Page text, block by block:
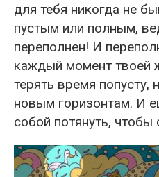
для тебя никогда не
пустым или полным,
переполнен! И
каждый момент твоей
терять время попусту,
новым горизонтам. И
собой потянуть, чтобы